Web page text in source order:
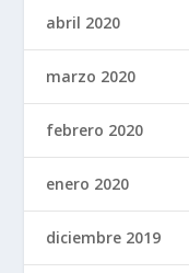
abril 2020
marzo 2020
febrero 2020
enero 2020
diciembre 2019